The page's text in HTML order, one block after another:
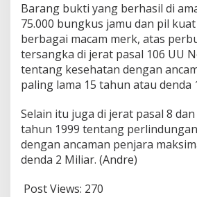
Barang bukti yang berhasil di
75.000 bungkus jamu dan pil
berbagai macam merk, atas
tersangka di jerat pasal 106 UU
tentang kesehatan dengan
paling lama 15 tahun atau denda
Selain itu juga di jerat pasal 8 dan
tahun 1999 tentang
dengan ancaman penjara
denda 2 Miliar. (Andre)
Post Views: 270